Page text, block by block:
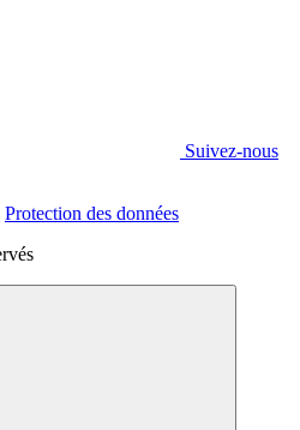
Suivez-nous
Protection des données